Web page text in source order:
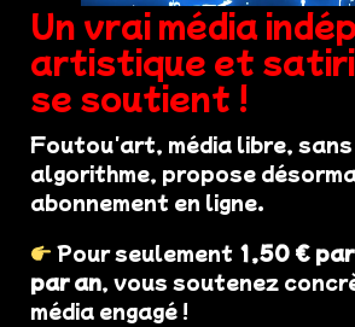
Un vrai média
artistique et
se soutient !
Foutou'art, média libre, sans
algorithme, propose
abonnement en ligne.
Pour seulement 1,50 €
par an, vous soutenez
média engagé !